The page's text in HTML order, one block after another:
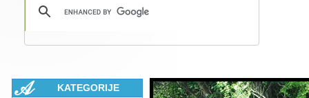
KATEGORIJE